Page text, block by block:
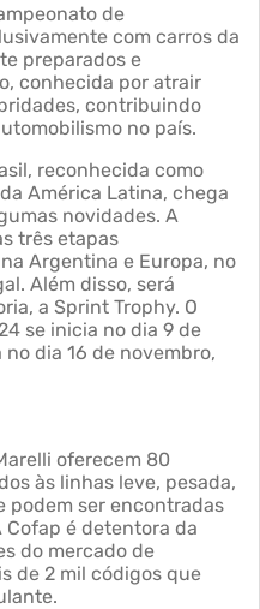
de
com carros da
preparados e
conhecida por atrair
contribuindo
no país.
reconhecida como
América Latina, chega
novidades. A
três etapas
Argentina e Europa, no
Além disso, será
a Sprint Trophy. O
se inicia no dia 9 de
dia 16 de novembro,
oferecem 80
às linhas leve, pesada,
podem ser encontradas
é detentora da
do mercado de
de 2 mil códigos que